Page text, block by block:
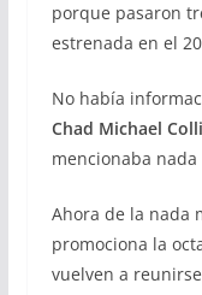
porque pasaron
estrenada en el
No había
Chad Michael
mencionaba
Ahora de la nada
promociona la
vuelven a